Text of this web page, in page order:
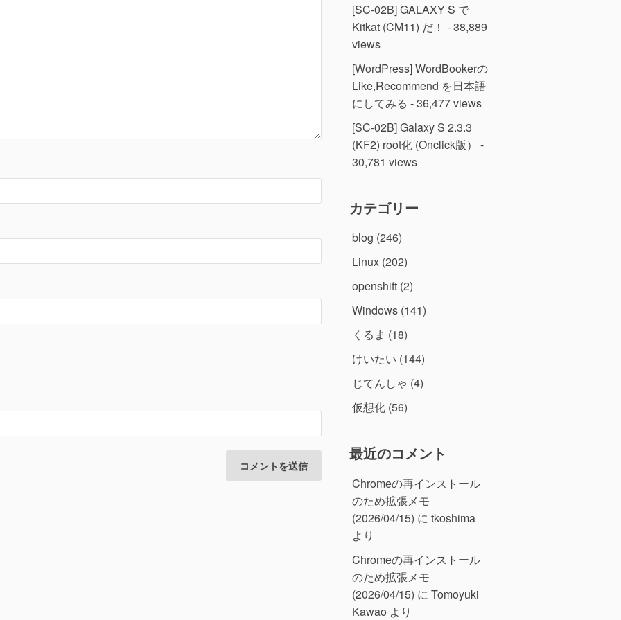
[SC-02B] GALAXY S で
Kitkat (CM11) だ！ - 38,889
views
[WordPress] WordBookerの
Like,Recommend を日本語
にしてみる - 36,477 views
[SC-02B] Galaxy S 2.3.3
(KF2) root化 (Onclick版）
-
30,781 views
カテゴリー
blog (246)
Linux (202)
openshift (2)
Windows (141)
くるま (18)
けいたい (144)
じてんしゃ (4)
仮想化 (56)
最近のコメント
Chromeの再インストール
のため拡張メモ
(2026/04/15) に tkoshima
より
Chromeの再インストール
のため拡張メモ
(2026/04/15) に Tomoyuki
Kawao より